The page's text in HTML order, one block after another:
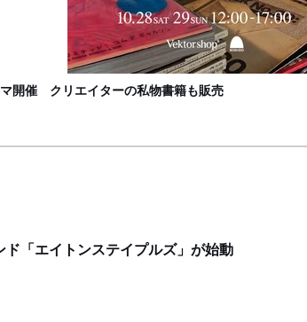
開催 クリエイターの私物書籍も販売
「エイトンステイプルズ」が始動